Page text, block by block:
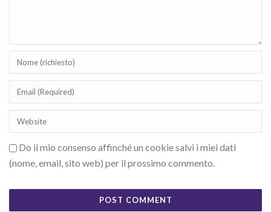
Do il mio consenso affinché un cookie salvi i miei dati
(nome, email, sito web) per il prossimo commento.